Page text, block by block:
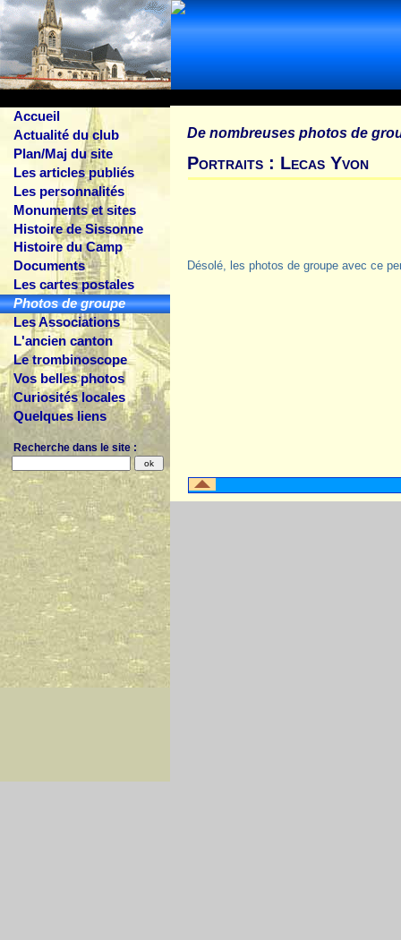
Accueil
Actualité du club
Plan/Maj du site
Les articles publiés
Les personnalités
Monuments et sites
Histoire de Sissonne
Histoire du Camp
Documents
Les cartes postales
Photos de groupe
Les Associations
L'ancien canton
Le trombinoscope
Vos belles photos
Curiosités locales
Quelques liens
Recherche dans le site :
De nombreuses photos de
Portraits : Lecas Yvon
Désolé, les photos de groupe avec ce